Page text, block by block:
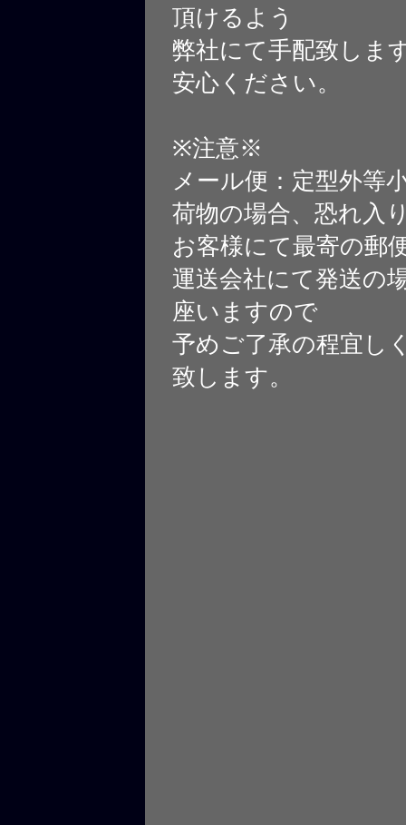
頂けるよう
弊社にて手配致しま
安心ください。
※注意※
メール便：定型外等
荷物の場合、恐れ入
お客様にて最寄の郵
運送会社にて発送の
座いますので
予めご了承の程宜し
致します。